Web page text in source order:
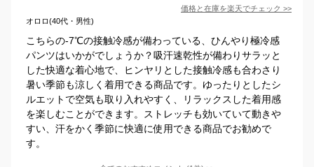
価格と在庫を楽天でチェック >>
オロロ(40代・男性)
こちらの-7℃の接触冷感が備わっている、ひんやり極冷感
パンツはいかがでしょうか？吸汗速乾性が備わりサラッと
した快適な着心地で、ヒンヤリとした接触冷感も合わさり
暑い季節も涼しく着用できる商品です。ゆったりとしたシ
ルエットで空気も取り入れやすく、リラックスした着用感
を楽しむことができます。ストレッチも効いていて動きや
すい、汗をかく季節に快適に使用できる商品でお勧めで
す。